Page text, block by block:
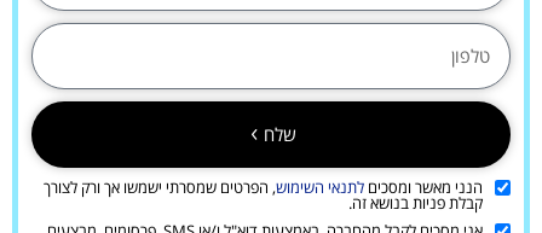
הנני מאשר ומסכים לתנאי השימוש, הפרטים שמסרתי ישמשו אך ורק לצורך
קבלת פניות בנושא זה.
שלח